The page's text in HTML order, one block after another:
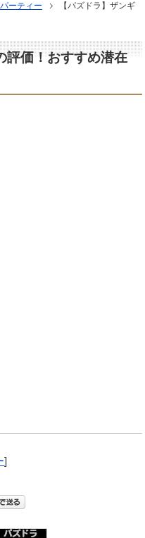
ーティー
【パズドラ】ザンギ
評価！おすすめ潜在
]